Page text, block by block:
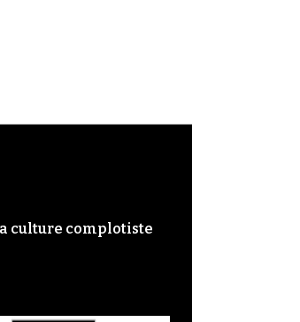
culture complotiste